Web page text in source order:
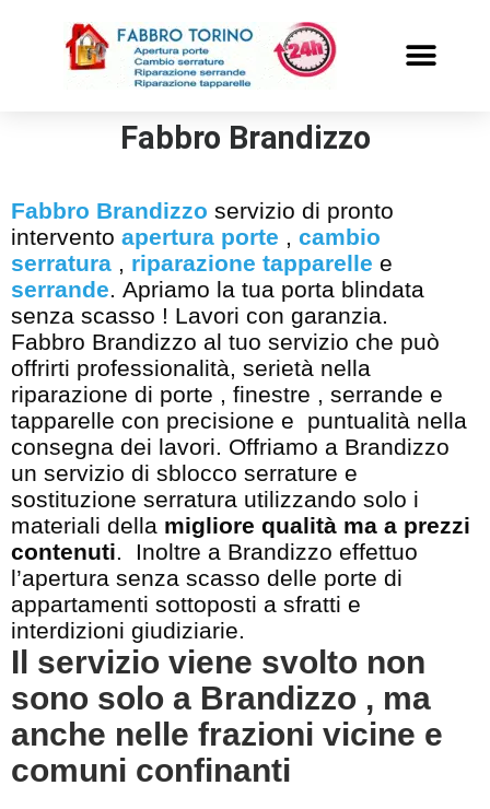
Fabbro Brandizzo
Fabbro Brandizzo servizio di pronto
intervento apertura porte , cambio
serratura , riparazione tapparelle e
serrande. Apriamo la tua porta blindata
senza scasso ! Lavori con garanzia.
Fabbro Brandizzo al tuo servizio che può
offrirti professionalità, serietà nella
riparazione di porte , finestre , serrande e
tapparelle con precisione e puntualità nella
consegna dei lavori. Offriamo a Brandizzo
un servizio di sblocco serrature e
sostituzione serratura utilizzando solo i
materiali della migliore qualità ma a prezzi
contenuti. Inoltre a Brandizzo effettuo
l’apertura senza scasso delle porte di
appartamenti sottoposti a sfratti e
interdizioni giudiziarie.
Il servizio viene svolto non
sono solo a Brandizzo , ma
anche nelle frazioni vicine e
comuni confinanti